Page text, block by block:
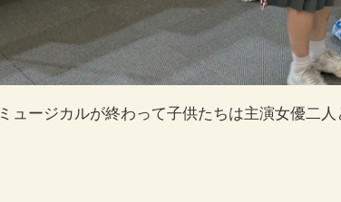
ミュージカルが終わって子供たちは主演女優二